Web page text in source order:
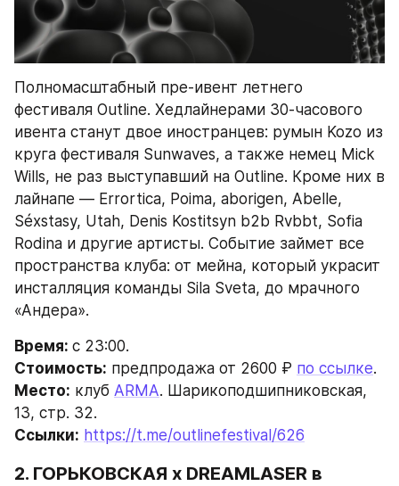
Полномасштабный пре-ивент летнего
фестиваля Outline. Хедлайнерами 30-часового
ивента станут двое иностранцев: румын Kozo из
круга фестиваля Sunwaves, а также немец Mick
Wills, не раз выступавший на Outline. Кроме них в
лайнапе — Errortica, Poima, aborigen, Abelle,
Séxstasy, Utah, Denis Kostitsyn b2b Rvbbt, Sofia
Rodina и другие артисты. Событие займет все
пространства клуба: от мейна, который украсит
инсталляция команды Sila Sveta, до мрачного
«Андера».
Время: с 23:00.
Стоимость: предпродажа от 2600 ₽ по ссылке.
Место: клуб ARMA. Шарикоподшипниковская,
13, стр. 32.
Ссылки: https://t.me/outlinefestival/626
2. ГОРЬКОВСКАЯ х DREAMLASER в